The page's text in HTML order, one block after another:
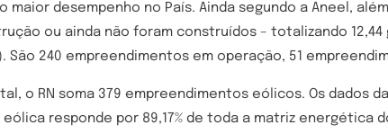
maior desempenho no País. Ainda segundo a Aneel,
ou ainda não foram construídos – totalizando
São 240 empreendimentos em operação, 51
o RN soma 379 empreendimentos eólicos. Os
eólica responde por 89,17% de toda a matriz energética